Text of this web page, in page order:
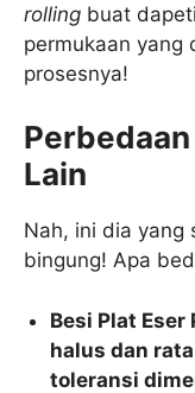
rolling buat
permukaan yang
prosesnya!
Lain
Nah, ini dia yang
bingung! Apa
Besi Plat Eser
halus dan rata
toleransi